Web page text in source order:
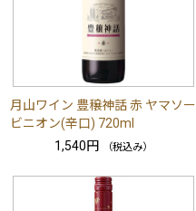
月山ワイン 豊穣神話 赤 ヤマソー
ビニオン(辛口) 720ml
1,540円
（税込み）